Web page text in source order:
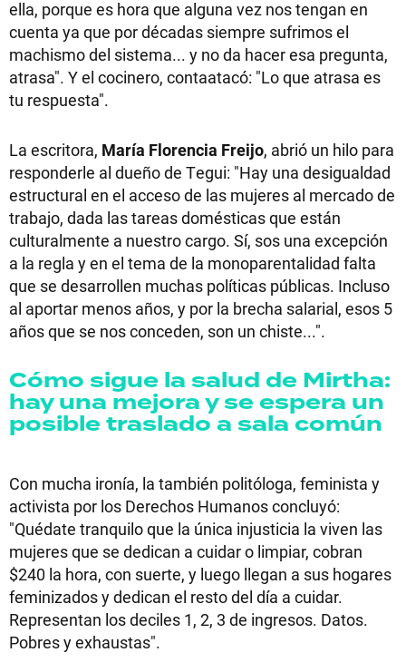
ella, porque es hora que alguna vez nos tengan en
cuenta ya que por décadas siempre sufrimos el
machismo del sistema... y no da hacer esa pregunta,
atrasa". Y el cocinero, contaatacó: "Lo que atrasa es
tu respuesta".
La escritora, María Florencia Freijo, abrió un hilo para
responderle al dueño de Tegui: "Hay una desigualdad
estructural en el acceso de las mujeres al mercado de
trabajo, dada las tareas domésticas que están
culturalmente a nuestro cargo. Sí, sos una excepción
a la regla y en el tema de la monoparentalidad falta
que se desarrollen muchas políticas públicas. Incluso
al aportar menos años, y por la brecha salarial, esos 5
años que se nos conceden, son un chiste...".
Cómo sigue la salud de Mirtha:
hay una mejora y se espera un
posible traslado a sala común
Con mucha ironía, la también politóloga, feminista y
activista por los Derechos Humanos concluyó:
"Quédate tranquilo que la única injusticia la viven las
mujeres que se dedican a cuidar o limpiar, cobran
$240 la hora, con suerte, y luego llegan a sus hogares
feminizados y dedican el resto del día a cuidar.
Representan los deciles 1, 2, 3 de ingresos. Datos.
Pobres y exhaustas".